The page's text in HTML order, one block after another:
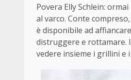
Povera Elly Schlein:
al varco. Conte
è disponibile ad
distruggere e rottamare.
vedere insieme i grillini e